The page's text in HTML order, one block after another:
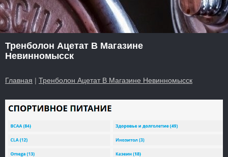
Тренболон Ацетат В Магазине
Невинномысск
Главная | Тренболон Ацетат В Магазине Невинномысск